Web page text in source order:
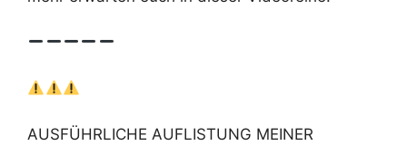
AUSFÜHRLICHE AUFLISTUNG MEINER